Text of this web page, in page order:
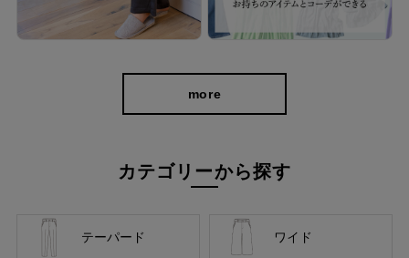
経験を積み重ねた人にしか分からない“本物のスタンダー
らしくオシャレを楽しんでいただければ嬉しいです。
美しく、はきやすく、長く使える
more
カテゴリーから探す
テーパード ワイド